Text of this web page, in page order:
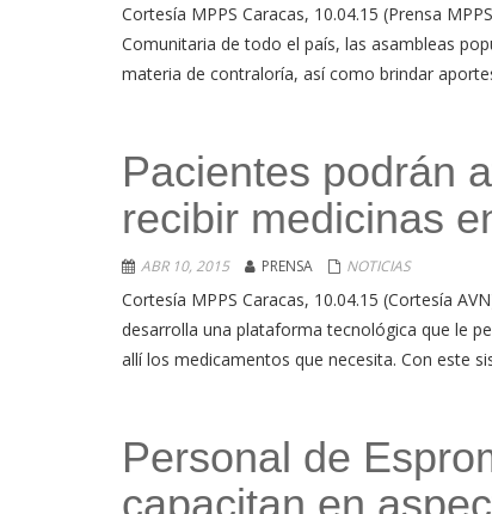
Cortesía MPPS Caracas, 10.04.15 (Prensa
Comunitaria de todo el país, las asambleas
materia de contraloría, así como brindar
Pacientes podrán
recibir medicinas
ABR 10, 2015 PRENSA NOTICIAS
Cortesía MPPS Caracas, 10.04.15 (Cortesía
desarrolla una plataforma tecnológica que le
allí los medicamentos que necesita. Con este
Personal de
capacitan en